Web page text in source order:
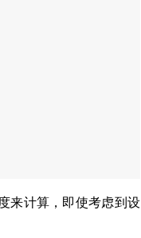
来计算，即使考虑到设